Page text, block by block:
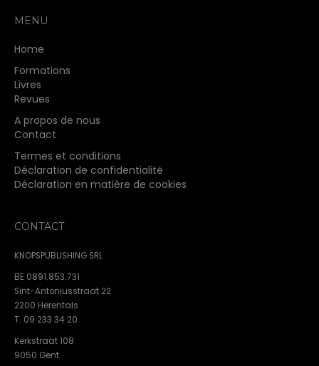
MENU
Home
Formations
Livres
Revues
A propos de nous
Contact
Termes et conditions
Déclaration de confidentialité
Déclaration en matière de cookies
CONTACT
KNOPSPUBLISHING SRL
BE 0891.853.731
Sint-Antoniusstraat 22
2200 Herentals
T. 09 233 34 20
Kerkstraat 108
9050 Gent